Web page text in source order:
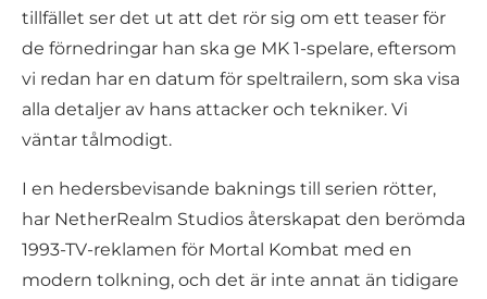
tillfället ser det ut att det rör sig om ett teaser för
de förnedringar han ska ge MK 1-spelare, eftersom
vi redan har en datum för speltrailern, som ska visa
alla detaljer av hans attacker och tekniker. Vi
väntar tålmodigt.
I en hedersbevisande baknings till serien rötter,
har NetherRealm Studios återskapat den berömda
1993-TV-reklamen för Mortal Kombat med en
modern tolkning, och det är inte annat än tidigare